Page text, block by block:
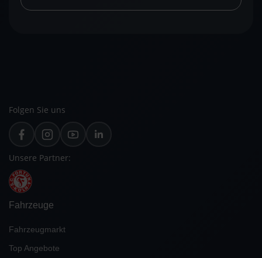
Folgen Sie uns
Unsere Partner:
Fahrzeuge
Fahrzeugmarkt
Top Angebote